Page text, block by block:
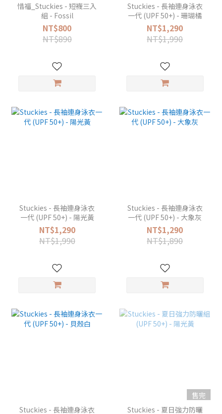
惜福_Stuckies - 短襪三入
組 - Fossil
NT$800
NT$890
Stuckies - 長袖連身泳衣
一代 (UPF 50+) - 珊瑚橘
NT$1,290
NT$1,990
Stuckies - 長袖連身泳衣
一代 (UPF 50+) - 陽光黃
NT$1,290
NT$1,990
Stuckies - 長袖連身泳衣
一代 (UPF 50+) - 大象灰
NT$1,290
NT$1,890
Stuckies - 長袖連身泳衣
售完
Stuckies - 夏日強力防曬